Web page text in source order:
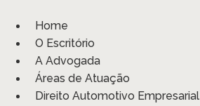
para
conteúdo
Home
O Escritório
A Advogada
Áreas de Atuação
Direito Automotivo Empresarial